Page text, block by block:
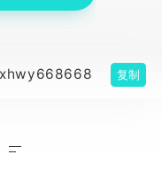
xhwy668668 复制